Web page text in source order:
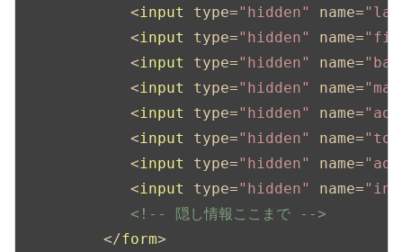
<input type="hidden" name=
<input type="hidden" name=
<input type="hidden" name=
<input type="hidden" name=
<input type="hidden" name=
<input type="hidden" name=
<input type="hidden" name=
<input type="hidden" name=
<!-- 隠し情報ここまで -->
</form>